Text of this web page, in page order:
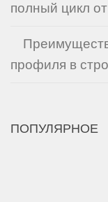
полный цикл
профиля в
ПОПУЛЯРНОЕ